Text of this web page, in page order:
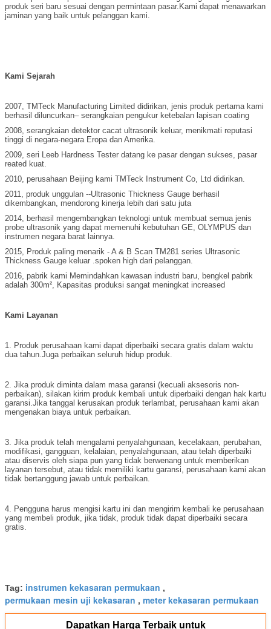
produk seri baru sesuai dengan permintaan pasar.Kami dapat menawarkan
jaminan yang baik untuk pelanggan kami.
Kami Sejarah
2007, TMTeck Manufacturing Limited didirikan, jenis produk pertama kami
berhasil diluncurkan– serangkaian pengukur ketebalan lapisan coating
2008, serangkaian detektor cacat ultrasonik keluar, menikmati reputasi
tinggi di negara-negara Eropa dan Amerika.
2009, seri Leeb Hardness Tester datang ke pasar dengan sukses, pasar
reated kuat.
2010, perusahaan Beijing kami TMTeck Instrument Co, Ltd didirikan.
2011, produk unggulan --Ultrasonic Thickness Gauge berhasil
dikembangkan, mendorong kinerja lebih dari satu juta
2014, berhasil mengembangkan teknologi untuk membuat semua jenis
probe ultrasonik yang dapat memenuhi kebutuhan GE, OLYMPUS dan
instrumen negara barat lainnya.
2015, Produk paling menarik - A & B Scan TM281 series Ultrasonic
Thickness Gauge keluar .spoken high dari pelanggan.
2016, pabrik kami Memindahkan kawasan industri baru, bengkel pabrik
adalah 300m², Kapasitas produksi sangat meningkat increased
Kami Layanan
1. Produk perusahaan kami dapat diperbaiki secara gratis dalam waktu
dua tahun.Juga perbaikan seluruh hidup produk.
2. Jika produk diminta dalam masa garansi (kecuali aksesoris non-
perbaikan), silakan kirim produk kembali untuk diperbaiki dengan hak kartu
garansi.Jika tanggal kerusakan produk terlambat, perusahaan kami akan
mengenakan biaya untuk perbaikan.
3. Jika produk telah mengalami penyalahgunaan, kecelakaan, perubahan,
modifikasi, gangguan, kelalaian, penyalahgunaan, atau telah diperbaiki
atau diservis oleh siapa pun yang tidak berwenang untuk memberikan
layanan tersebut, atau tidak memiliki kartu garansi, perusahaan kami akan
tidak bertanggung jawab untuk perbaikan.
4. Pengguna harus mengisi kartu ini dan mengirim kembali ke perusahaan
yang membeli produk, jika tidak, produk tidak dapat diperbaiki secara
gratis.
Tag: instrumen kekasaran permukaan ,
permukaan mesin uji kekasaran , meter kekasaran permukaan
Dapatkan Harga Terbaik untuk